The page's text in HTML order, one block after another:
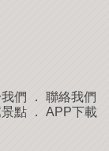
們 ． 聯絡我們
點． APP下載